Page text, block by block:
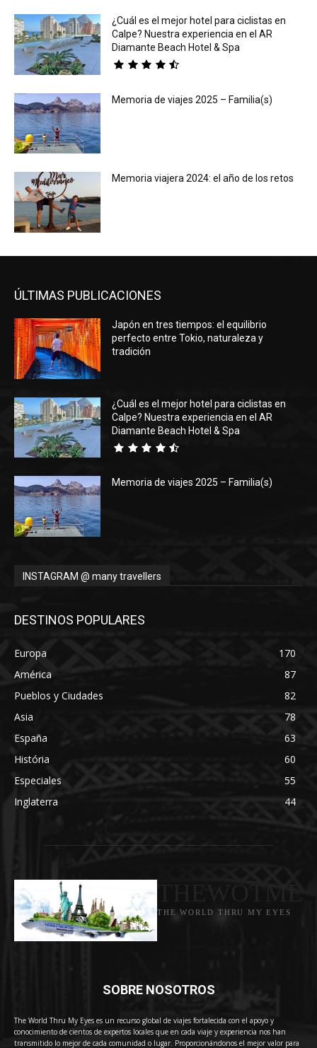
¿Cuál es el mejor hotel para ciclistas en
Calpe? Nuestra experiencia en el AR
Diamante Beach Hotel & Spa
Memoria de viajes 2025 – Familia(s)
Memoria viajera 2024: el año de los retos
ÚLTIMAS PUBLICACIONES
Japón en tres tiempos: el equilibrio
perfecto entre Tokio, naturaleza y
tradición
¿Cuál es el mejor hotel para ciclistas en
Calpe? Nuestra experiencia en el AR
Diamante Beach Hotel & Spa
Memoria de viajes 2025 – Familia(s)
INSTAGRAM @ many travellers
DESTINOS POPULARES
Europa
170
América
87
Pueblos y Ciudades
82
Asia
78
España
63
História
60
Especiales
55
Inglaterra
44
THE WORLD THRU MY EYES
SOBRE NOSOTROS
The World Thru My Eyes es un recurso global de viajes fortalecida con el apoyo y
conocimiento de cientos de expertos locales que en cada viaje y experiencia nos han
transmitido lo mejor de cada comunidad o lugar. Proporcionándonos el mejor valor para